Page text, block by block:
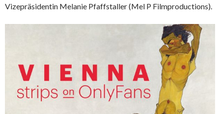
Vizepräsidentin Melanie Pfaffstaller (Mel P Filmproductions).